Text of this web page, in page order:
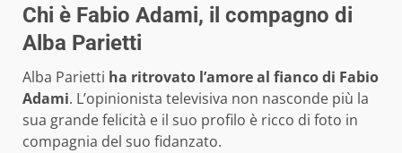
Chi è Fabio Adami, il compagno di
Alba Parietti
Alba Parietti ha ritrovato l’amore al fianco di Fabio
Adami. L’opinionista televisiva non nasconde più la
sua grande felicità e il suo profilo è ricco di foto in
compagnia del suo fidanzato.